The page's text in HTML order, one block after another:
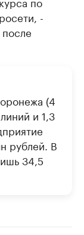
-
(4
и 1,3
рублей. В
34,5